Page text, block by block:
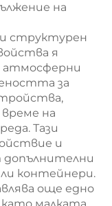
на
структурен
я
атмосферни
за
на
Тази
и
контейнери.
още едно